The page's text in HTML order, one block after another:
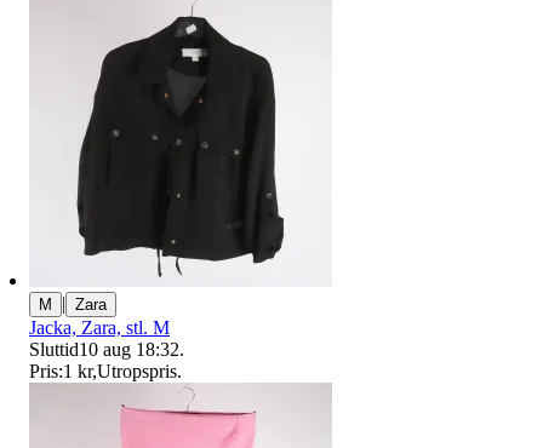
M | Zara
Jacka, Zara, stl. M
Sluttid10 aug 18:32.
Pris:1 kr,Utropspris.